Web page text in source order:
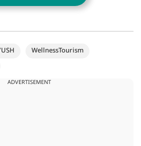
WellnessTourism
ADVERTISEMENT